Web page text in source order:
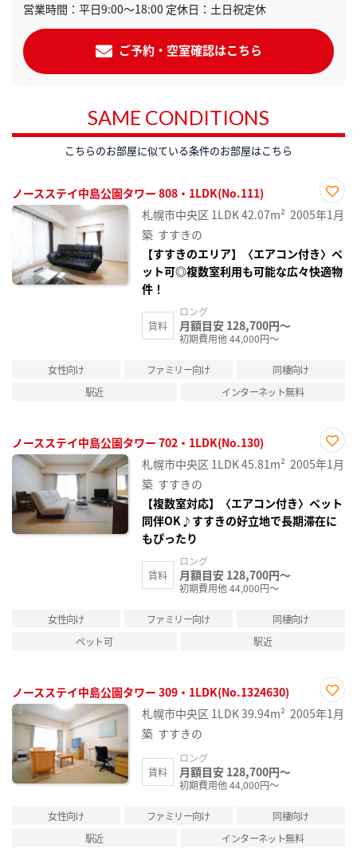
営業時間：平日9:00～18:00 定休日：土日祝定休
ご予約・空室確認はこちら
SAME CONDITIONS
こちらのお部屋に似ている条件のお部屋はこちら
ノースステイ中島公園タワー 808・1LDK(No.111)
お気
に入
札幌市中央区 1LDK42.07m² 2005年1月
築 すすきの
【すすきのエリア】〈エアコン付き〉ペ
ット可◎複数室利用も可能な広々快適物
件！
賃料
ロング
月額目安 128,700円～
初期費用他 44,000円～
女性向け ファミリー向け
同棲向け
駅近
インターネット無料
ノースステイ中島公園タワー 702・1LDK(No.130)
お気
に入
札幌市中央区 1LDK45.81m² 2005年1月
築 すすきの
【複数室対応】〈エアコン付き〉ペット
同伴OK♪すすきの好立地で長期滞在に
もぴったり
賃料
ロング
月額目安 128,700円～
初期費用他 44,000円～
女性向け ファミリー向け
同棲向け
ペット可
駅近
ノースステイ中島公園タワー 309・1LDK(No.1324630)
お気
に入
札幌市中央区 1LDK39.94m² 2005年1月
築 すすきの
賃料
ロング
月額目安 128,700円～
初期費用他 44,000円～
女性向け ファミリー向け
同棲向け
駅近
インターネット無料